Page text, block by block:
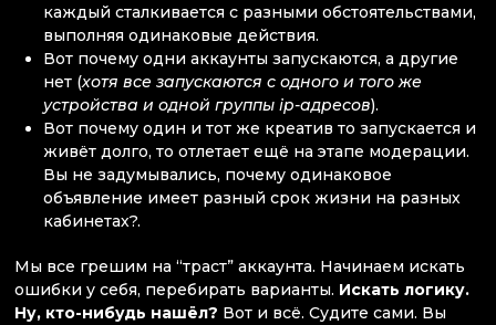
каждый сталкивается с разными обстоятельствами,
выполняя одинаковые действия.
Вот почему одни аккаунты запускаются, а другие
нет (хотя все запускаются с одного и того же
устройства и одной группы ip-адресов).
Вот почему один и тот же креатив то запускается и
живёт долго, то отлетает ещё на этапе модерации.
Вы не задумывались, почему одинаковое
объявление имеет разный срок жизни на разных
кабинетах?.
Мы все грешим на “траст” аккаунта. Начинаем искать
ошибки у себя, перебирать варианты. Искать логику.
Ну, кто-нибудь нашёл? Вот и всё. Судите сами. Вы